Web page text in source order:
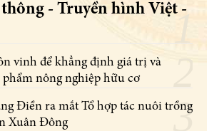
- Truyền hình Việt -
vinh để khẳng định giá trị và
nông nghiệp hữu cơ
Điền ra mắt Tổ hợp tác nuôi trồng
Xuân Đông